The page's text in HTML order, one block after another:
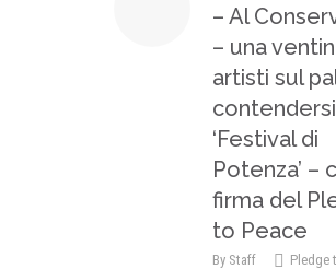
– Al
– una
artisti sul
‘Festival di
Potenza’ –
firma del
to Peace
By Staff Pledge